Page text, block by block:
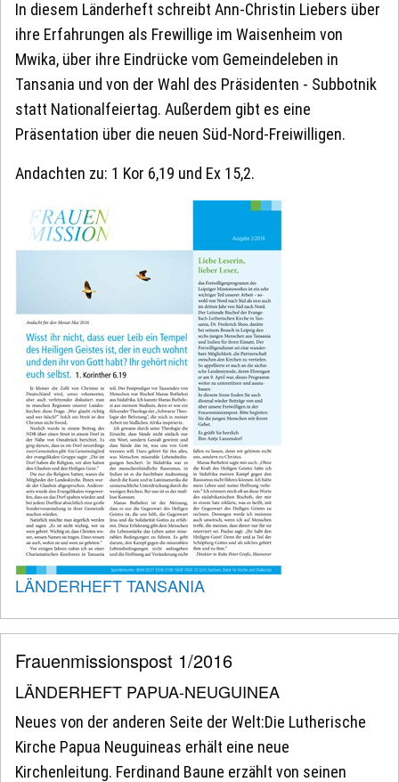
In diesem Länderheft schreibt Ann-Christin Liebers über
ihre Erfahrungen als Frewillige im Waisenheim von
Mwika, über ihre Eindrücke vom Gemeindeleben in
Tansania und von der Wahl des Präsidenten - Subbotnik
statt Nationalfeiertag. Außerdem gibt es eine
Präsentation über die neuen Süd-Nord-Freiwilligen.
Andachten zu: 1 Kor 6,19 und Ex 15,2.
LÄNDERHEFT TANSANIA
Frauenmissionspost 1/2016
LÄNDERHEFT PAPUA-NEUGUINEA
Neues von der anderen Seite der Welt:Die Lutherische
Kirche Papua Neuguineas erhält eine neue
Kirchenleitung. Ferdinand Baune erzählt von seinen